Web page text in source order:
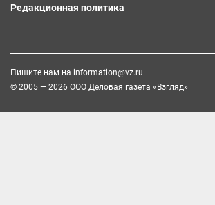
Редакционная политика
Пишите нам на information@vz.ru
© 2005 — 2026 ООО Деловая газета «Взгляд»